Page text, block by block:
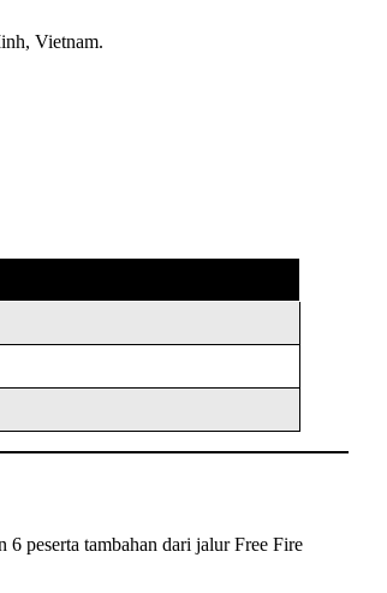
Vietnam.
peserta tambahan dari jalur Free Fire